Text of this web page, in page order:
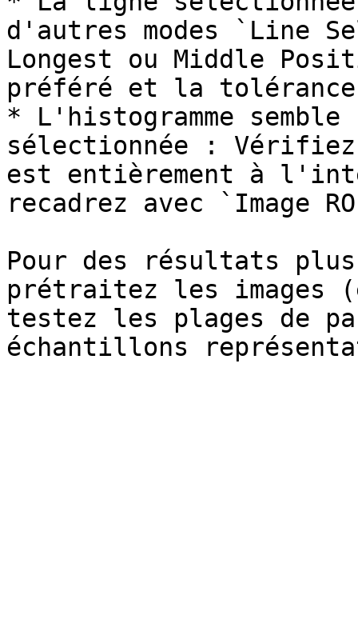
d'autres modes `Line
Longest ou Middle
préféré et la
* L'histogramme
sélectionnée :
est entièrement à
recadrez avec `Image
Pour des résultats
prétraitez les images
testez les plages de